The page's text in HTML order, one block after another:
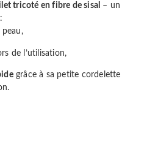
tricoté en fibre de sisal – un
de l’utilisation,
grâce à sa petite cordelette